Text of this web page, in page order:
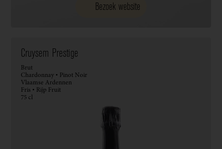
Bezoek website
Cruysem Prestige
Brut
Chardonnay • Pinot Noir
Vlaamse Ardennen
Fris • Rijp Fruit
75 cl